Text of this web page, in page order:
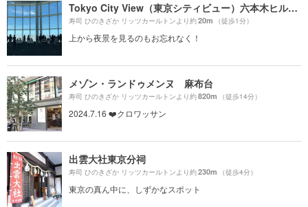
Tokyo City View（東京シティビュー）六本木ヒルズ展望台
寿司 ひのきざか リッツカールトンより約20m （徒歩1分）
上から夜景を見るのもお忘れなく！
メゾン・ランドゥメンヌ 麻布台
寿司 ひのきざか リッツカールトンより約820m （徒歩14分）
2024.7.16 ❤️クロワッサン
出雲大社東京分祠
寿司 ひのきざか リッツカールトンより約230m （徒歩4分）
東京の真ん中に、しずかなスポット